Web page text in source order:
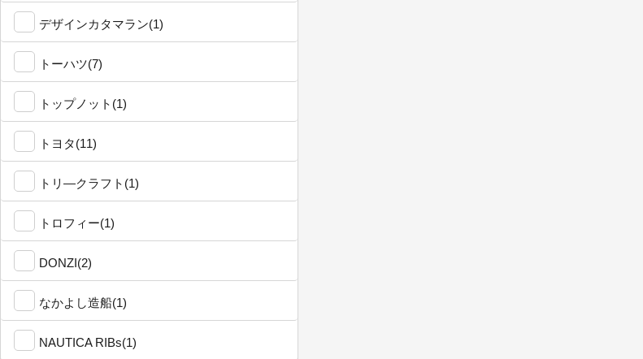
デザインカタマラン(1)
トーハツ(7)
トップノット(1)
トヨタ(11)
トリ―クラフト(1)
トロフィー(1)
DONZI(2)
なかよし造船(1)
NAUTICA RIBs(1)